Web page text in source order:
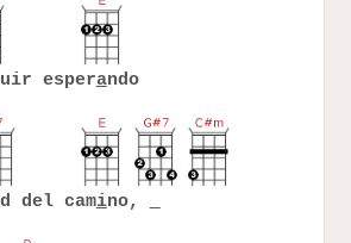
esperando
d del camino,